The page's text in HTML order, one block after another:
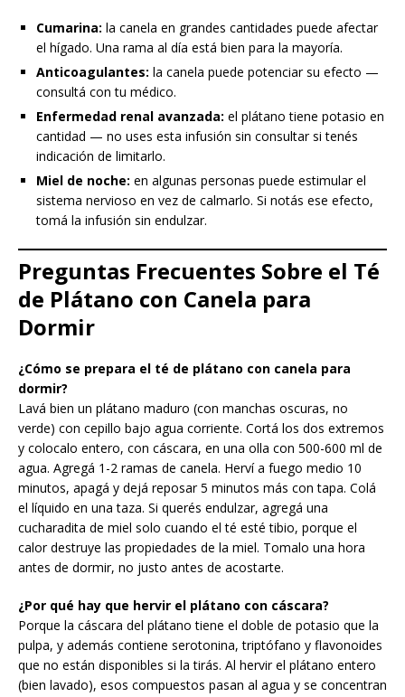
Cumarina: la canela en grandes cantidades puede afectar
el hígado. Una rama al día está bien para la mayoría.
Anticoagulantes: la canela puede potenciar su efecto —
consultá con tu médico.
Enfermedad renal avanzada: el plátano tiene potasio en
cantidad — no uses esta infusión sin consultar si tenés
indicación de limitarlo.
Miel de noche: en algunas personas puede estimular el
sistema nervioso en vez de calmarlo. Si notás ese efecto,
tomá la infusión sin endulzar.
Preguntas Frecuentes Sobre el Té
de Plátano con Canela para
Dormir
¿Cómo se prepara el té de plátano con canela para
dormir?
Lavá bien un plátano maduro (con manchas oscuras, no
verde) con cepillo bajo agua corriente. Cortá los dos extremos
y colocalo entero, con cáscara, en una olla con 500-600 ml de
agua. Agregá 1-2 ramas de canela. Herví a fuego medio 10
minutos, apagá y dejá reposar 5 minutos más con tapa. Colá
el líquido en una taza. Si querés endulzar, agregá una
cucharadita de miel solo cuando el té esté tibio, porque el
calor destruye las propiedades de la miel. Tomalo una hora
antes de dormir, no justo antes de acostarte.
¿Por qué hay que hervir el plátano con cáscara?
Porque la cáscara del plátano tiene el doble de potasio que la
pulpa, y además contiene serotonina, triptófano y flavonoides
que no están disponibles si la tirás. Al hervir el plátano entero
(bien lavado), esos compuestos pasan al agua y se concentran